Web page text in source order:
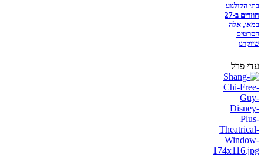
בתי הקולנוע
חוזרים ב-27
במאי, אלה
הסרטים
שיוקרנו
עדי פרל